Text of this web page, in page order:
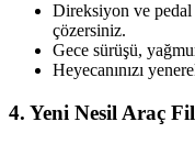
Direksiyon ve
çözersiniz.
Gece sürüşü,
Heyecanınızı
4. Yeni Nesil Araç